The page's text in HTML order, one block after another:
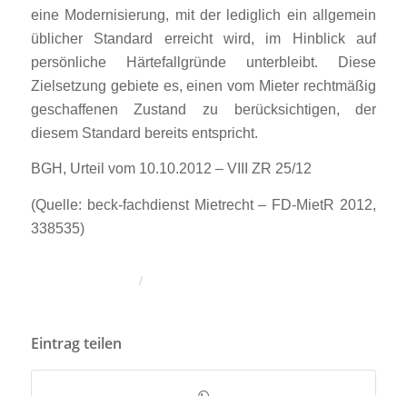
eine Modernisierung, mit der lediglich ein allgemein
üblicher Standard erreicht wird, im Hinblick auf
persönliche Härtefallgründe unterbleibt. Diese
Zielsetzung gebiete es, einen vom Mieter rechtmäßig
geschaffenen Zustand zu berücksichtigen, der
diesem Standard bereits entspricht.
BGH, Urteil vom 10.10.2012 – VIII ZR 25/12
(Quelle: beck-fachdienst Mietrecht – FD-MietR 2012,
338535)
/
Eintrag teilen